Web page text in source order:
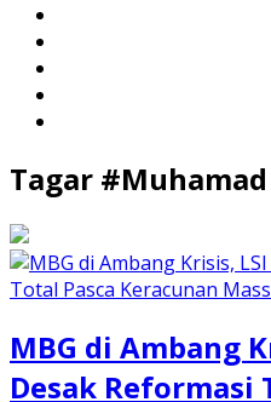
Tagar #
MBG di Ambang
Desak Reformasi